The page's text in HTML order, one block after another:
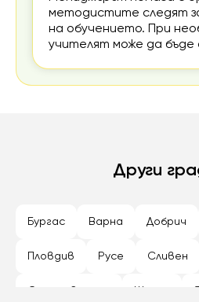
методистите следят
на обучението. При
учителят може да бъде
Други
Бургас Варна Добрич
Пловдив Русе Сливен